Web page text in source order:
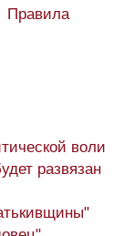
Правила
воли
развязан